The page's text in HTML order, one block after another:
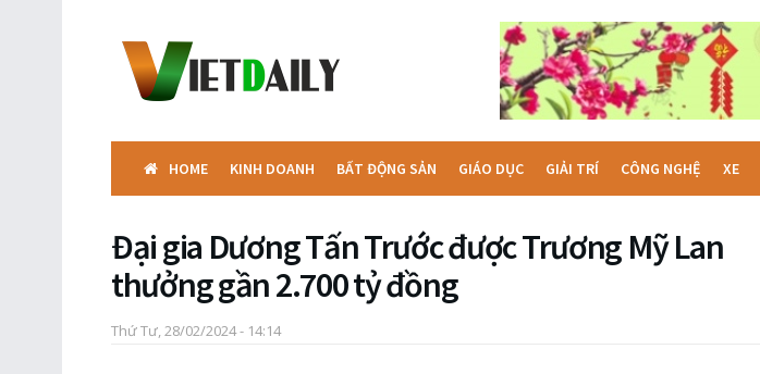
HOME KINH DOANH BẤT ĐỘNG SẢN GIÁO DỤC GIẢI TRÍ CÔNG NGHỆ XE
Đại gia Dương Tấn Trước được Trương Mỹ Lan
thưởng gần 2.700 tỷ đồng
Thứ Tư, 28/02/2024 - 14:14